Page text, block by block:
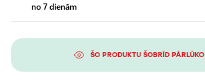
no 7 dienām
ŠO PRODUKTU ŠOBRĪD PĀRLŪKO